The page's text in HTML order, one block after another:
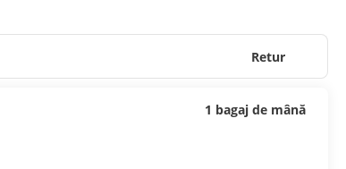
Retur
1 bagaj de mână